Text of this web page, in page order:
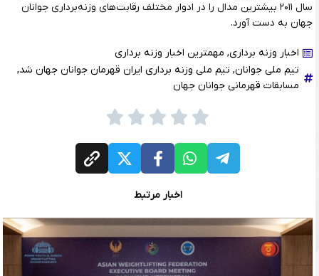
سال ۲۰۱۱ بیشترین مدال را در ادوار مختلف رقابت‌های وزنه‌برداری جوانان
جهان به دست آورد.
اخبار وزنه برداری, مهمترین اخبار وزنه برداری
تیم ملی جوانان, تیم ملی وزنه برداری ایران قهرمان جوانان جهان شد,
مسابقات قهرمانی جوانان جهان
اخبار مرتبط